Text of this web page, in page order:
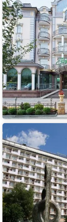
Буковая
роща
Санаторий
Дубрава